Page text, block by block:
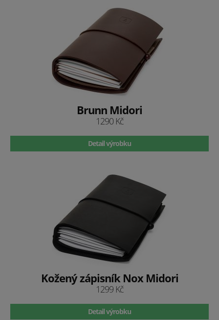
Brunn Midori
1290 Kč
Detail výrobku
Kožený zápisník Nox Midori
1299 Kč
Detail výrobku